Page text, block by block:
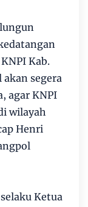
Kab.
segera
agar KNPI
wilayah
Henri
Ketua